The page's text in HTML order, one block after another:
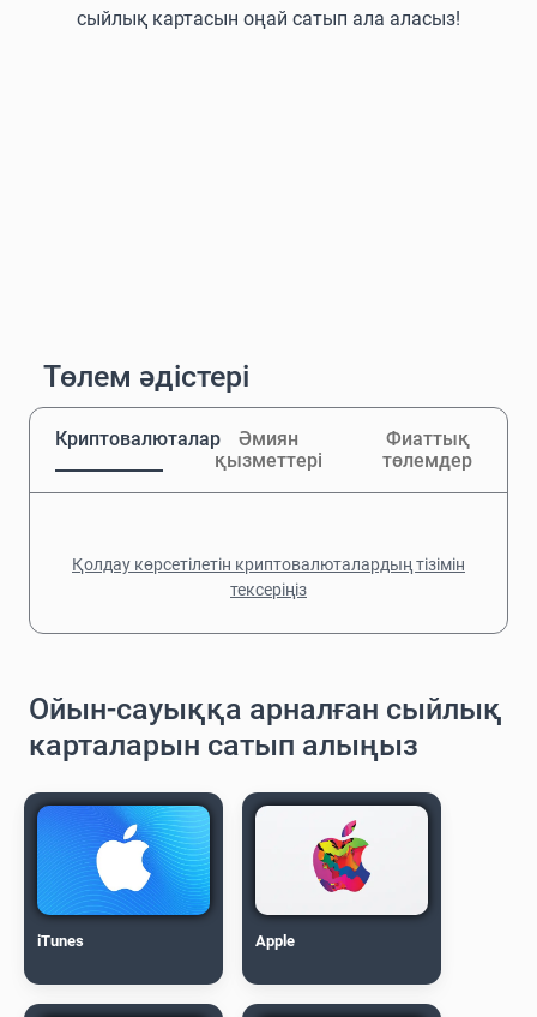
сыйлық картасын оңай сатып ала аласыз!
Төлем әдістері
Криптовалюталар
Әмиян
қызметтері
Фиаттық
төлемдер
Қолдау көрсетілетін криптовалюталардың тізімін
тексеріңіз
Ойын-сауыққа арналған сыйлық
карталарын сатып алыңыз
iTunes Apple